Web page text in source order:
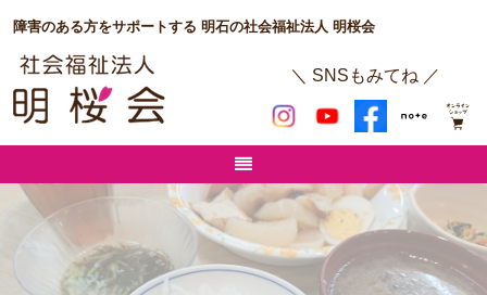
障害のある方をサポートする 明石の社会福祉法人 明桜会
＼ SNSもみてね ／